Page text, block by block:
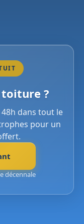
?
dans tout le
pour un
décennale